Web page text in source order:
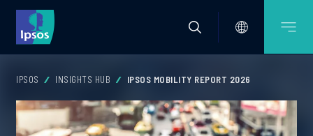
IPSOS INSIGHTS HUB IPSOS MOBILITY REPORT 2026